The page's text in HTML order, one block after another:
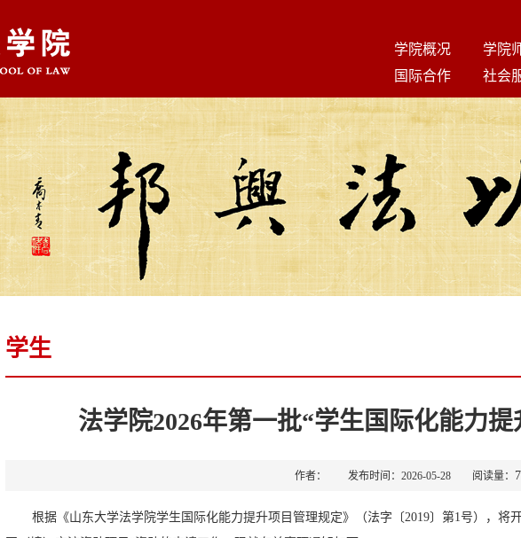
学院概况 学院
国际合作
社会
学生
法学院2026年第一批“学生国际化能力
作者： 发布时间：2026-05-28 阅读量：
根据《山东大学法学院学生国际化能力提升项目管理规定》（法字〔2019〕第1号），将